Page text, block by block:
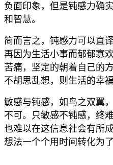
负面印象，但是钝感力确
和智慧。
简而言之，钝感力可以直
再因为生活小事而郁郁寡
苦痛，坚定的朝着自己的
不胡思乱想，则生活的幸
敏感与钝感，如鸟之双翼
不可。只敏感不钝感，终
也难以在这信息社会有所
想法一个个用时间转化为